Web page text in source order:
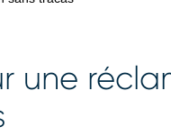
une